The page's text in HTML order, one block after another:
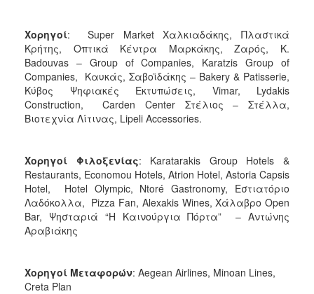
Χορηγοί: Super Market Χαλκιαδάκης, Πλαστικά
Κρήτης, Οπτικά Κέντρα Μαρκάκης, Ζαρός, K.
Badouvas – Group of Companies, Karatzis Group of
Companies, Καυκάς, Σαβοϊδάκης – Bakery & Patisserie,
Κύβος Ψηφιακές Εκτυπώσεις, Vimar, Lydakis
Construction, Carden Center Στέλιος – Στέλλα,
Βιοτεχνία Λίτινας, Lipeli Accessories.
Χορηγοί Φιλοξενίας: Karatarakis Group Hotels &
Restaurants, Economou Hotels, Atrion Hotel, Astoria Capsis
Hotel, Hotel Olympic, Ntoré Gastronomy, Εστιατόριο
Λαδόκολλα, Pizza Fan, Alexakis Wines, Χάλαβρο Open
Bar, Ψησταριά “Η Καινούργια Πόρτα” – Αντώνης
Αραβιάκης
Χορηγοί Μεταφορών: Aegean Airlines, Minoan Lines,
Creta Plan